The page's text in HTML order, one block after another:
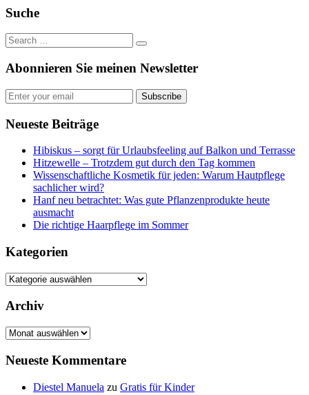
Suche
Abonnieren Sie meinen Newsletter
Subscribe
Neueste Beiträge
Hibiskus – sorgt für Urlaubsfeeling auf Balkon und Terrasse
Hitzewelle – Trotzdem gut durch den Tag kommen
Wissenschaftliche Kosmetik für jeden: Warum Hautpflege
sachlicher wird?
Hanf neu betrachtet: Was gute Pflanzenprodukte heute
ausmacht
Die richtige Haarpflege im Sommer
Kategorien
Kategorien
Archiv
Archiv
Neueste Kommentare
Diestel Manuela zu Gratis für Kinder